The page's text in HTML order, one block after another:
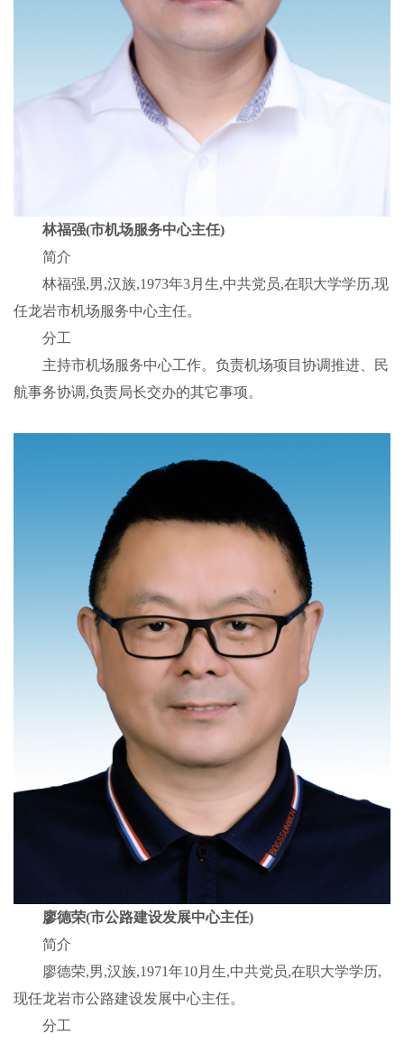
林福强(市机场服务中心主任)
简介
林福强,男,汉族,1973年3月生,中共党员,在职大学学历,现
任龙岩市机场服务中心主任。
分工
主持市机场服务中心工作。负责机场项目协调推进、民
航事务协调,负责局长交办的其它事项。
廖德荣(市公路建设发展中心主任)
简介
廖德荣,男,汉族,1971年10月生,中共党员,在职大学学历,
现任龙岩市公路建设发展中心主任。
分工